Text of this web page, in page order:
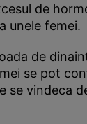
de
unele femei.
de
se pot
se vindeca